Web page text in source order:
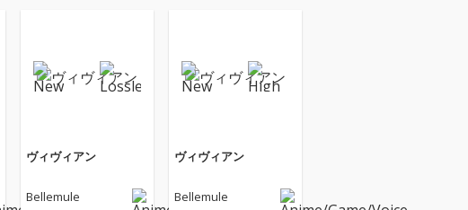
ヴィヴィアン
Bellemule
ヴィヴィアン
Bellemule